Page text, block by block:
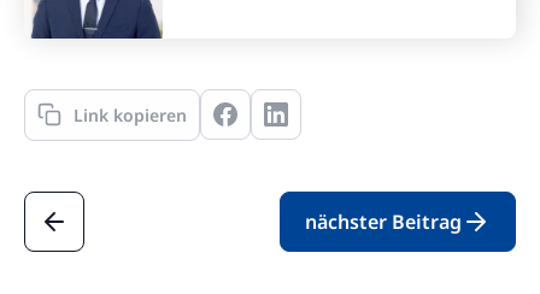
Link kopieren
nächster Beitrag